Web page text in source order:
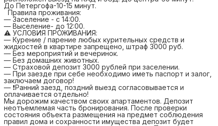
До Петергофа-10-15 минут.
Правила проживания:
— Заселение - с 14:00.
— Выселение- до 12:00.
⚠️ УСЛОВИЯ ПРОЖИВАНИЯ:
— Курение / парение любых курительных средств и
жидкостей в квартире запрещено, штраф 3000 руб.
—️ Без мероприятий и вечеринок.
— Без домашних животных.
— Страховой депозит 3000 рублей при заселении.
— При заезде при себе необходимо иметь паспорт и залог,
заключаем договор!
— ❗️Ранний заезд, поздний выезд согласовывается и
оплачивается отдельно!
Мы дорожим качеством своих апартаментов. Депозит
неотъемлемая часть бронирования. После проверки
состояния объекта размещения на предмет соблюдения
правил дома и сохранности имущества депозит будет